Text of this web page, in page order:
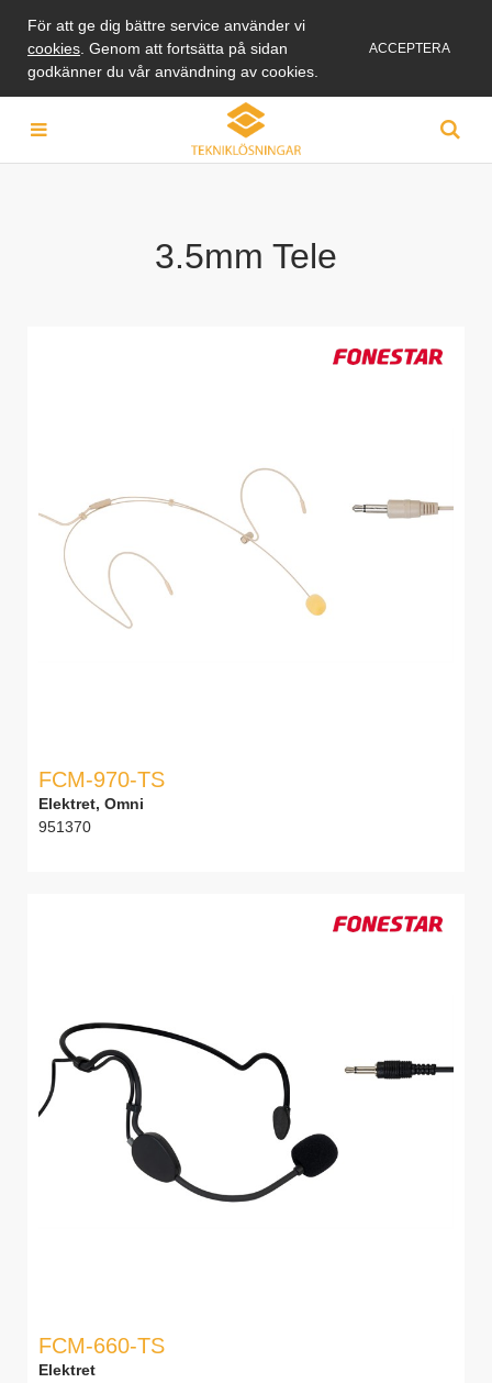
För att ge dig bättre service använder vi
cookies . Genom att fortsätta på sidan
godkänner du vår användning av cookies.
ACCEPTERA
3.5mm Tele
FCM-970-TS
Elektret, Omni
951370
FCM-660-TS
Elektret